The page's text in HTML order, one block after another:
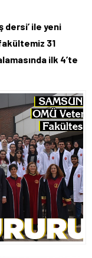
dersi’ ile yeni
31
ilk 4’te